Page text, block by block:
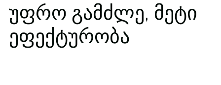
უფრო გამძლე, მეტი
ეფექტურობა